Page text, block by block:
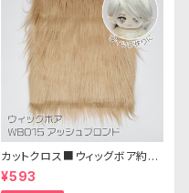
カットクロス■ウィッグボア約8c
m(アッシュブロンド)WB015 ボ
ア生地 25cm × 45cm
¥593